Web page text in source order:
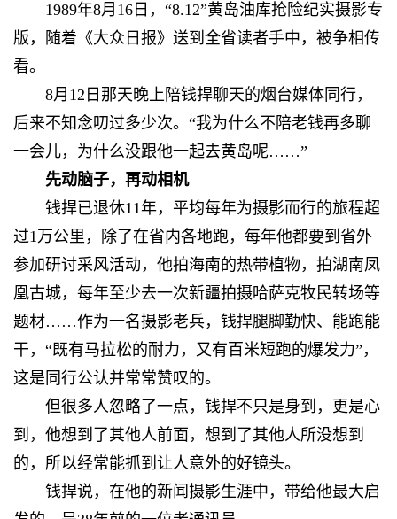
1989年8月16日，“8.12”黄岛油库抢险纪实摄影专
版，随着《大众日报》送到全省读者手中，被争相传
看。
8月12日那天晚上陪钱捍聊天的烟台媒体同行，
后来不知念叨过多少次。“我为什么不陪老钱再多聊
一会儿，为什么没跟他一起去黄岛呢……”
先动脑子，再动相机
钱捍已退休11年，平均每年为摄影而行的旅程超
过1万公里，除了在省内各地跑，每年他都要到省外
参加研讨采风活动，他拍海南的热带植物，拍湖南凤
凰古城，每年至少去一次新疆拍摄哈萨克牧民转场等
题材……作为一名摄影老兵，钱捍腿脚勤快、能跑能
干，“既有马拉松的耐力，又有百米短跑的爆发力”，
这是同行公认并常常赞叹的。
但很多人忽略了一点，钱捍不只是身到，更是心
到，他想到了其他人前面，想到了其他人所没想到
的，所以经常能抓到让人意外的好镜头。
钱捍说，在他的新闻摄影生涯中，带给他最大启